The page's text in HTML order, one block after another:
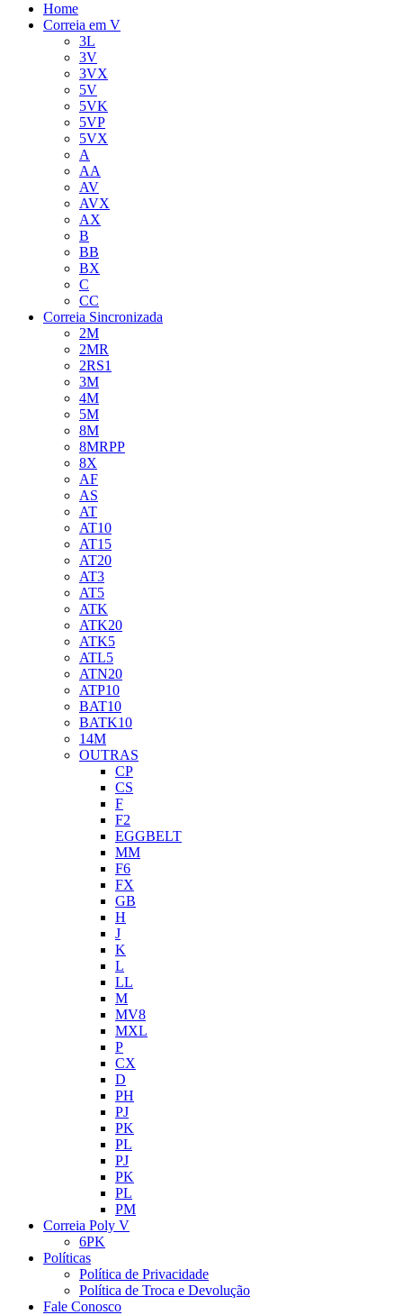
Home
Correia em V
3L
3V
3VX
5V
5VK
5VP
5VX
A
AA
AV
AVX
AX
B
BB
BX
C
CC
Correia Sincronizada
2M
2MR
2RS1
3M
4M
5M
8M
8MRPP
8X
AF
AS
AT
AT10
AT15
AT20
AT3
AT5
ATK
ATK20
ATK5
ATL5
ATN20
ATP10
BAT10
BATK10
14M
OUTRAS
CP
CS
F
F2
EGGBELT
MM
F6
FX
GB
H
J
K
L
LL
M
MV8
MXL
P
CX
D
PH
PJ
PK
PL
PJ
PK
PL
PM
Correia Poly V
6PK
Políticas
Política de Privacidade
Política de Troca e Devolução
Fale Conosco